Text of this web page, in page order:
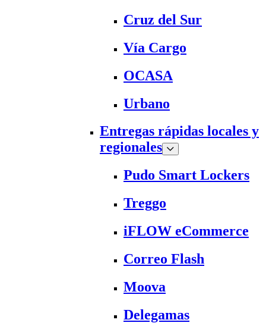
Cruz del Sur
Vía Cargo
OCASA
Urbano
Entregas rápidas locales y
regionales
Pudo Smart Lockers
Treggo
iFLOW eCommerce
Correo Flash
Moova
Delegamas